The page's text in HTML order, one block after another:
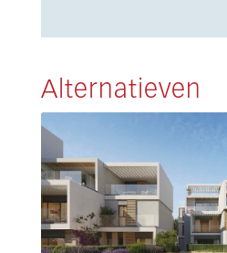
Alternatieven